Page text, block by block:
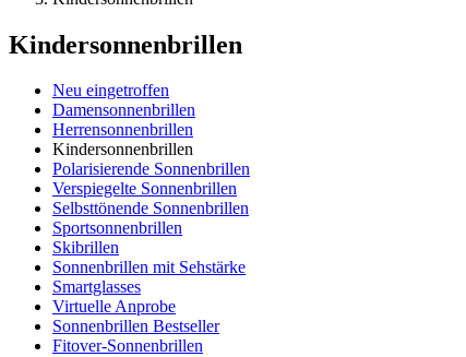
Kindersonnenbrillen
Neu eingetroffen
Damensonnenbrillen
Herrensonnenbrillen
Kindersonnenbrillen
Polarisierende Sonnenbrillen
Verspiegelte Sonnenbrillen
Selbsttönende Sonnenbrillen
Sportsonnenbrillen
Skibrillen
Sonnenbrillen mit Sehstärke
Smartglasses
Virtuelle Anprobe
Sonnenbrillen Bestseller
Fitover-Sonnenbrillen